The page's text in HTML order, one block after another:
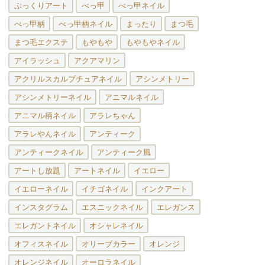
ぷっくりアート べっ甲 べっ甲ネイル
べっ甲柄 べっ甲柄ネイル まったり まつ毛
まつ毛エクステ もやもや もやもやネイル
アイラッシュ アクアマリン
アクリルスカルプチュアネイル アシンメトリー
アシンメトリーネイル アニマルネイル
アニマル柄ネイル アラレちゃん
アラレやんネイル アンティーク
アンティークネイル アンティーク風
アートし放題 アートネイル イエロー
イエローネイル イチゴネイル インクアート
インスタグラム エスニックネイル エレガンス
エレガントネイル オシャレネイル
オフィスネイル オリーブカラー オレンジ
オレンジネイル オーロラネイル